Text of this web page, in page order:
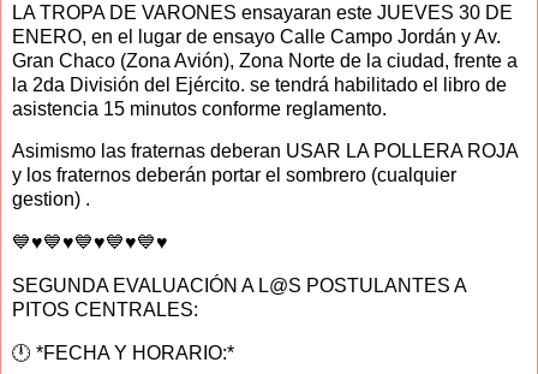
LA TROPA DE VARONES ensayaran este JUEVES 30 DE
ENERO, en el lugar de ensayo Calle Campo Jordán y Av.
Gran Chaco (Zona Avión), Zona Norte de la ciudad, frente a
la 2da División del Ejército. se tendrá habilitado el libro de
asistencia 15 minutos conforme reglamento.
Asimismo las fraternas deberan USAR LA POLLERA ROJA
y los fraternos deberán portar el sombrero (cualquier
gestion) .
💙♥️💙♥️💙♥️💙♥️💙♥️
SEGUNDA EVALUACIÓN A L@S POSTULANTES A
PITOS CENTRALES:
🕛 *FECHA Y HORARIO:*